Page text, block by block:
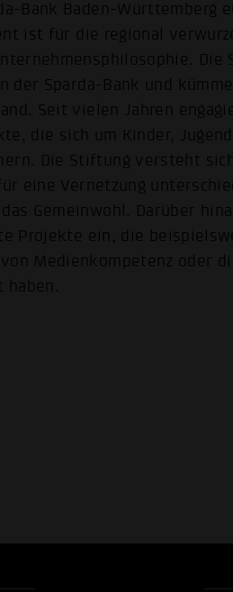
Bank Baden-Württemberg
ist für die regional
Die
Sparda-Bank und
Seit vielen Jahren
die sich um Kinder,
Die Stiftung versteht
eine Vernetzung
Gemeinwohl. Darüber
Projekte ein, die
Medienkompetenz oder
haben.